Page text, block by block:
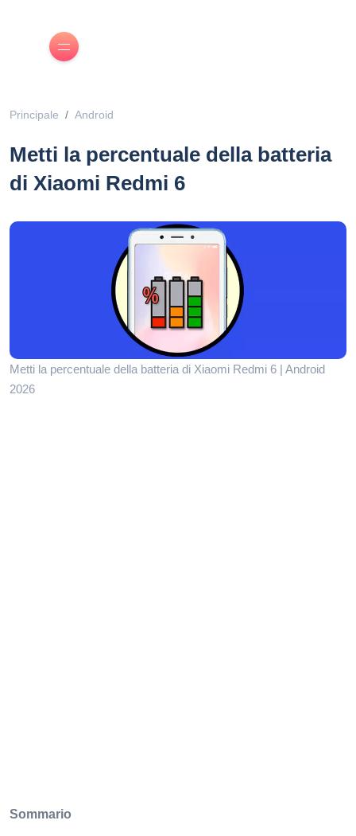
Principale Android
Metti la percentuale della batteria
di Xiaomi Redmi 6
Metti la percentuale della batteria di Xiaomi Redmi 6 | Android
2026
Sommario